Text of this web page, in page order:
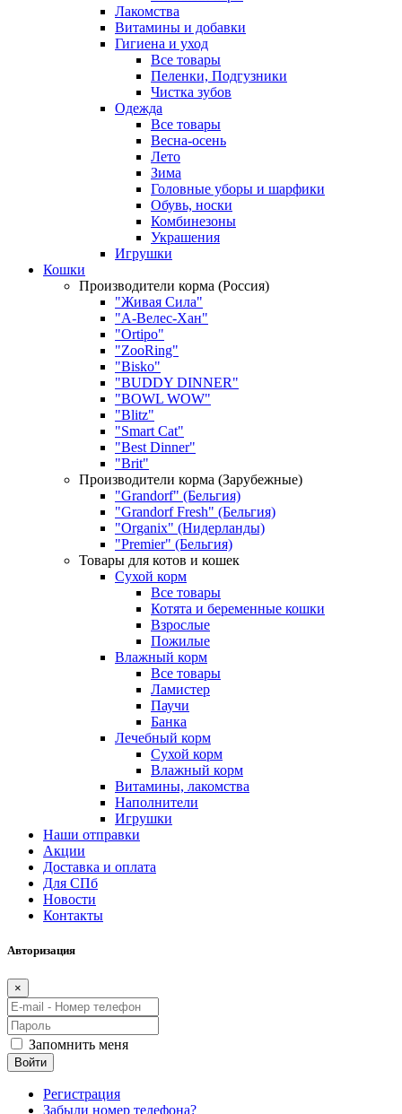
Лакомства
Витамины и добавки
Гигиена и уход
Все товары
Пеленки, Подгузники
Чистка зубов
Одежда
Все товары
Весна-осень
Лето
Зима
Головные уборы и шарфики
Обувь, носки
Комбинезоны
Украшения
Игрушки
Кошки
Производители корма (Россия)
"Живая Сила"
"А-Велес-Хан"
"Ortipo"
"ZooRing"
"Bisko"
"BUDDY DINNER"
"BOWL WOW"
"Blitz"
"Smart Cat"
"Best Dinner"
"Brit"
Производители корма (Зарубежные)
"Grandorf" (Бельгия)
"Grandorf Fresh" (Бельгия)
"Organix" (Нидерланды)
"Premier" (Бельгия)
Товары для котов и кошек
Сухой корм
Все товары
Котята и беременные кошки
Взрослые
Пожилые
Влажный корм
Все товары
Ламистер
Паучи
Банка
Лечебный корм
Сухой корм
Влажный корм
Витамины, лакомства
Наполнители
Игрушки
Наши отправки
Акции
Доставка и оплата
Для СПб
Новости
Контакты
Авторизация
×
Запомнить меня
Войти
Регистрация
Забыли номер телефона?